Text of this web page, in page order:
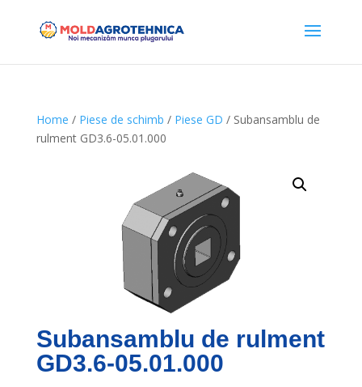
Home / Piese de schimb / Piese GD / Subansamblu de
rulment GD3.6-05.01.000
Subansamblu de rulment
GD3.6-05.01.000